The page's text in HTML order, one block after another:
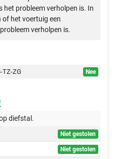
probleem verholpen is. In
of het voertuig een
verholpen is.
TZ-ZG
Nee
diefstal.
Niet gestolen
Niet gestolen